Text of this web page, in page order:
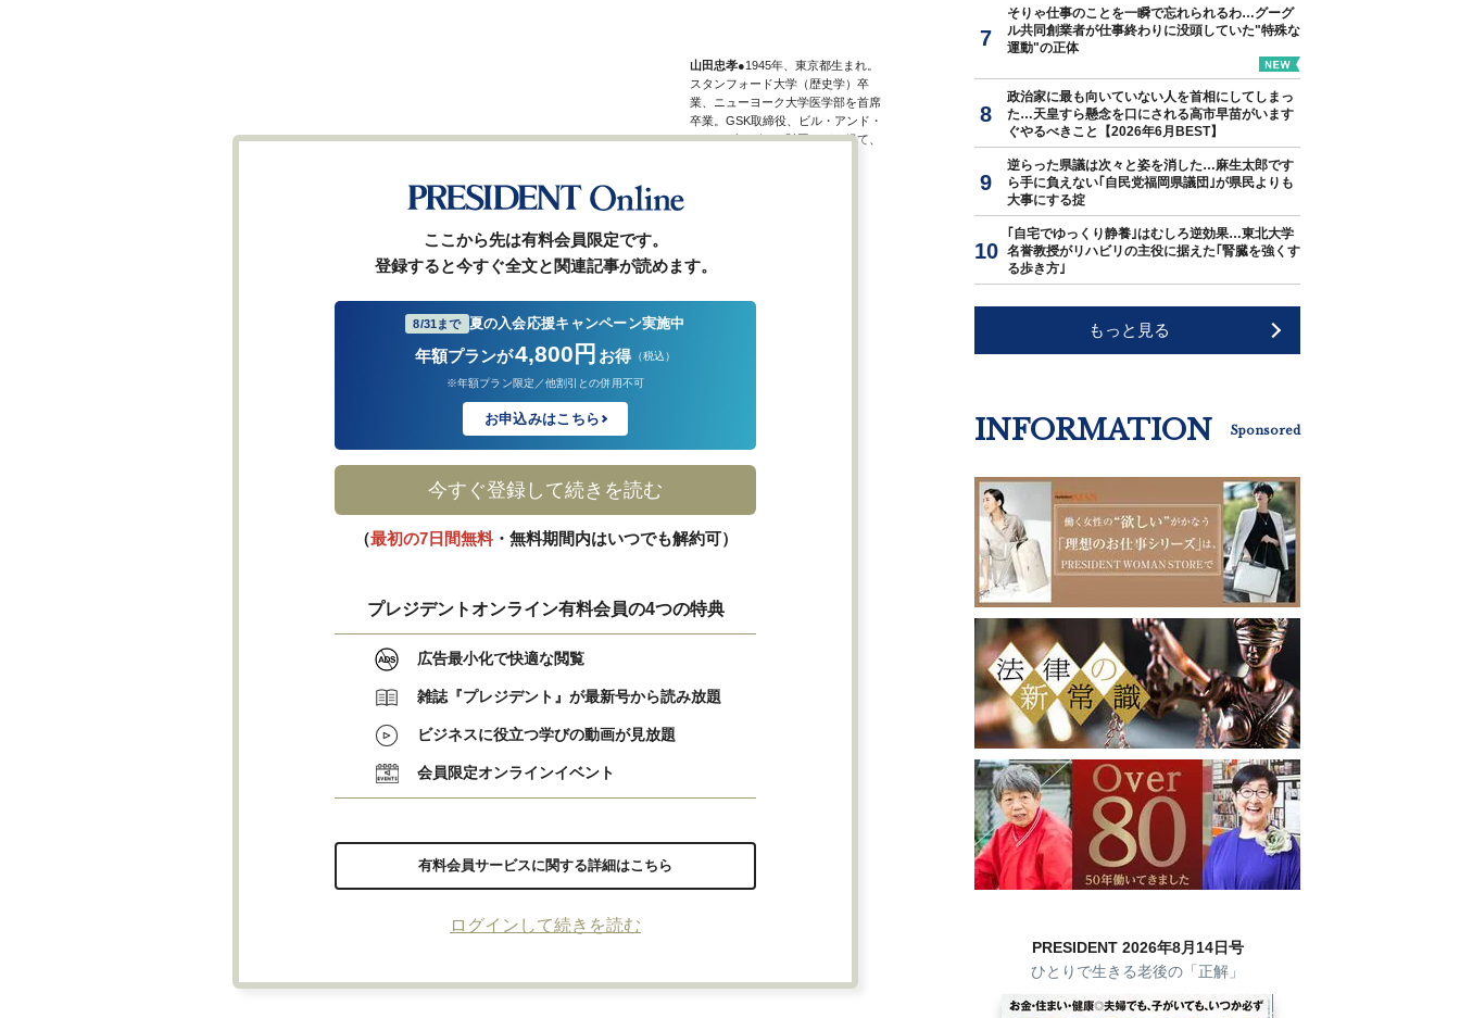
山田忠孝●1945年、東京都生まれ。
スタンフォード大学（歴史学）卒
業、ニューヨーク大学医学部を首席
卒業。GSK取締役、ビル・アンド・
メリンダ・ゲイツ財団などを経て、
ここから先は有料会員限定です。
登録すると今すぐ全文と関連記事が読めます。
8/31まで 夏の入会応援キャンペーン実施中
年額プランが4,800円 お得 （税込）
※年額プラン限定／他割引との併用不可
お申込みはこちら
今すぐ登録して続きを読む
（最初の7日間無料・無料期間内はいつでも解約可）
プレジデントオンライン有料会員の4つの特典
広告最小化で快適な閲覧
雑誌『プレジデント』が最新号から読み放題
ビジネスに役立つ学びの動画が見放題
会員限定オンラインイベント
有料会員サービスに関する詳細はこちら
ログインして続きを読む
そりゃ仕事のことを一瞬で忘れられるわ…グーグ
ル共同創業者が仕事終わりに没頭していた"特殊な
運動"の正体
政治家に最も向いていない人を首相にしてしまっ
た…天皇すら懸念を口にされる高市早苗がいます
ぐやるべきこと【2026年6月BEST】
逆らった県議は次々と姿を消した…麻生太郎です
ら手に負えない｢自民党福岡県議団｣が県民よりも
大事にする掟
｢自宅でゆっくり静養｣はむしろ逆効果…東北大学
名誉教授がリハビリの主役に据えた｢腎臓を強くす
る歩き方｣
もっと見る
INFORMATION Sponsored
PRESIDENT 2026年8月14日号
ひとりで生きる老後の「正解」